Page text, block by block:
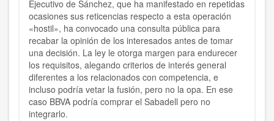
Ejecutivo de Sánchez, que ha manifestado en repetidas
ocasiones sus reticencias respecto a esta operación
«hostil», ha convocado una consulta pública para
recabar la opinión de los interesados antes de tomar
una decisión. La ley le otorga margen para endurecer
los requisitos, alegando criterios de interés general
diferentes a los relacionados con competencia, e
incluso podría vetar la fusión, pero no la opa. En ese
caso BBVA podría comprar el Sabadell pero no
integrarlo.